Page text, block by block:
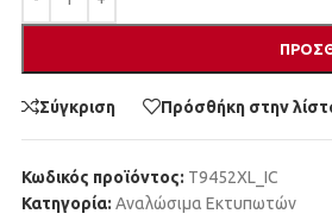
Σύγκριση Πρόσθήκη στην
Κωδικός προϊόντος: T9452XL_IC
Κατηγορία: Αναλώσιμα Εκτυπωτών